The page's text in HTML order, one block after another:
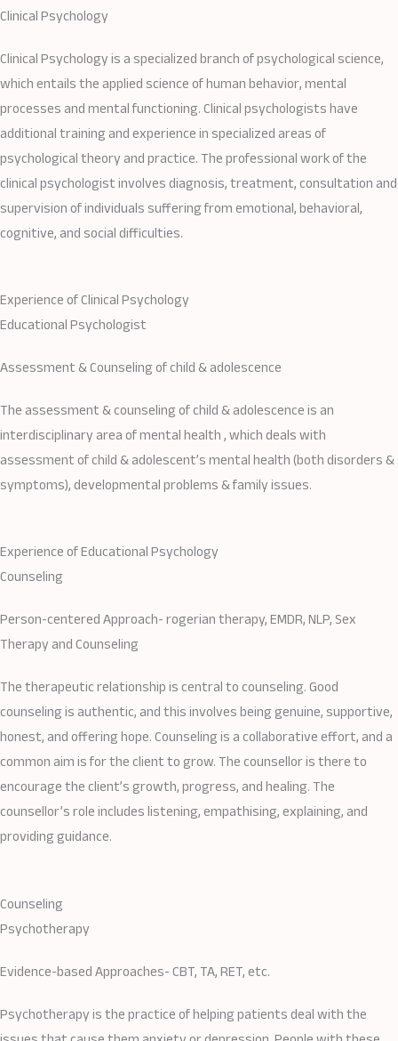
Clinical Psychology​
Clinical Psychology is a specialized branch of psychological science,
which entails the applied science of human behavior, mental
processes and mental functioning. Clinical psychologists have
additional training and experience in specialized areas of
psychological theory and practice. The professional work of the
clinical psychologist involves diagnosis, treatment, consultation and
supervision of individuals suffering from emotional, behavioral,
cognitive, and social difficulties.
Experience of Clinical Psychology​​
Educational Psychologist​
Assessment & Counseling of child & adolescence
The assessment & counseling of child & adolescence is an
interdisciplinary area of mental health , which deals with
assessment of child & adolescent’s mental health (both disorders &
symptoms), developmental problems & family issues.
Experience of Educational Psychology​​
Counseling
Person-centered Approach- rogerian therapy, EMDR, NLP, Sex
Therapy and Counseling
The therapeutic relationship is central to counseling. Good
counseling is authentic, and this involves being genuine, supportive,
honest, and offering hope. Counseling is a collaborative effort, and a
common aim is for the client to grow. The counsellor is there to
encourage the client’s growth, progress, and healing. The
counsellor’s role includes listening, empathising, explaining, and
providing guidance.
Counseling
Psychotherapy
Evidence-based Approaches- CBT, TA, RET, etc.
Psychotherapy is the practice of helping patients deal with the